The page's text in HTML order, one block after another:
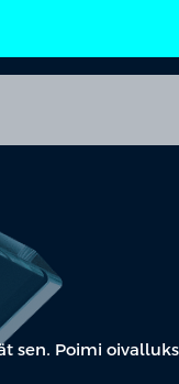
sen. Poimi